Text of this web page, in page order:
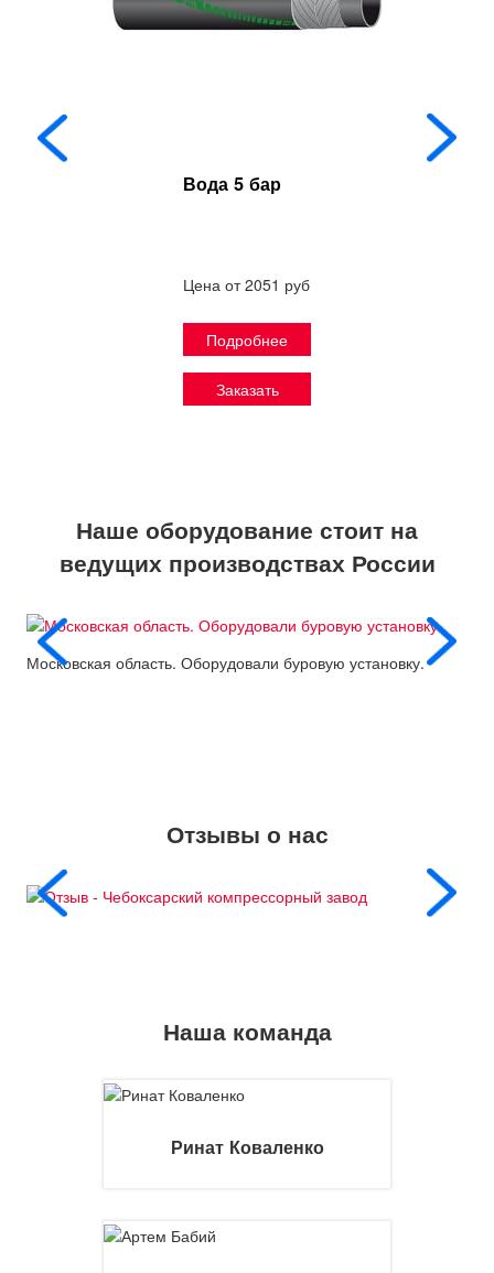
Вода 5 бар
Цена от 2051 руб
Подробнее
Заказать
Наше оборудование стоит на
ведущих производствах России
Московская область. Оборудовали буровую установку.
Отзывы о нас
Наша команда
Ринат Коваленко